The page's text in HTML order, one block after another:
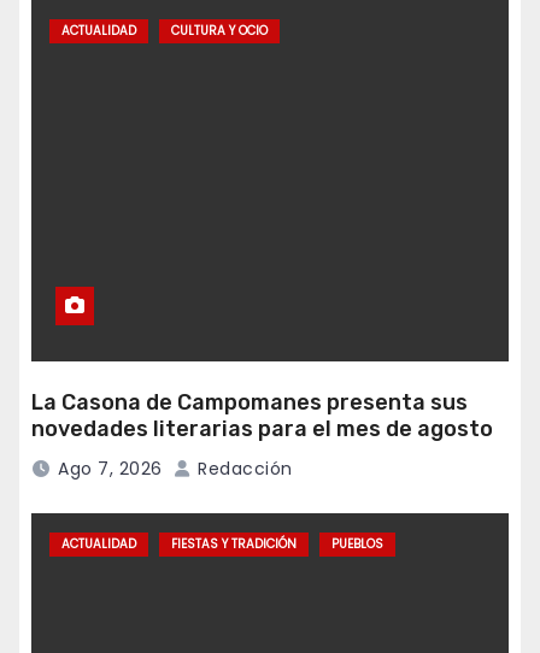
ACTUALIDAD CULTURA Y OCIO
La Casona de Campomanes presenta sus
novedades literarias para el mes de agosto
Ago 7, 2026 Redacción
ACTUALIDAD FIESTAS Y TRADICIÓN PUEBLOS